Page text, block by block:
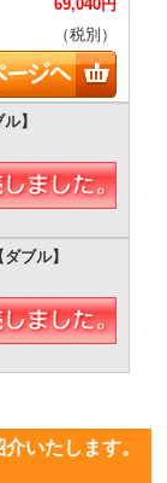
69,040円
（税別）
いたします。